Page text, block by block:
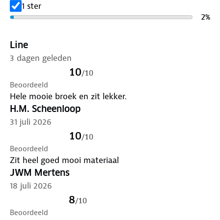
1 ster
2%
Line
3 dagen geleden
10/10
Beoordeeld
Hele mooie broek en zit lekker.
H.M. Scheenloop
31 juli 2026
10/10
Beoordeeld
Zit heel goed mooi materiaal
JWM Mertens
18 juli 2026
8/10
Beoordeeld